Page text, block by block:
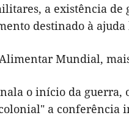
a existência de
destinado à
Mundial,
o início da
a conferência